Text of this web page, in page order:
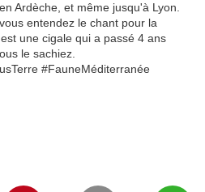
Ardèche, et même jusqu'à Lyon.
entendez le chant pour la
une cigale qui a passé 4 ans
le sachiez.
#FauneMéditerranée